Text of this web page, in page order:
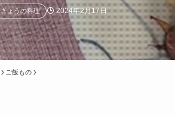
きょうの料理 2024年2月17日
ご飯もの